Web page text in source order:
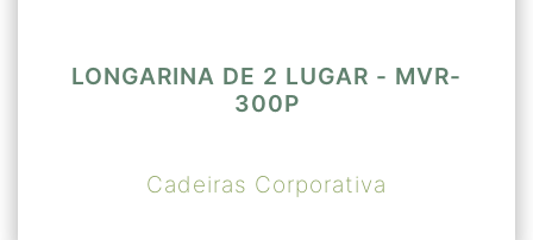
LONGARINA DE 2 LUGAR - MVR-
300P
Cadeiras Corporativa